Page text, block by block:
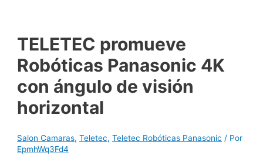
TELETEC promueve
Robóticas Panasonic 4K
con ángulo de visión
horizontal
Salon Camaras,Teletec,Teletec Robóticas Panasonic / Por
EpmhWq3Fd4